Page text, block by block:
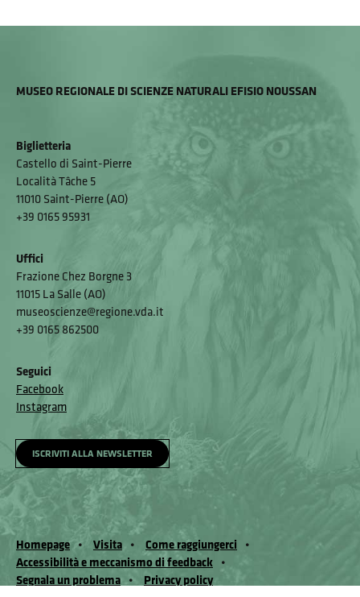
MUSEO REGIONALE DI SCIENZE NATURALI EFISIO NOUSSAN
Biglietteria
Castello di Saint-Pierre
Località Tâche 5
11010 Saint-Pierre (AO)
+39 0165 95931
Uffici
Frazione Chez Borgne 3
11015 La Salle (AO)
museoscienze@regione.vda.it
+39 0165 862500
Seguici
Facebook
Instagram
ISCRIVITI ALLA NEWSLETTER
Homepage Visita
Come raggiungerci
Accessibilità e meccanismo di feedback
Segnala un problema
Privacy policy